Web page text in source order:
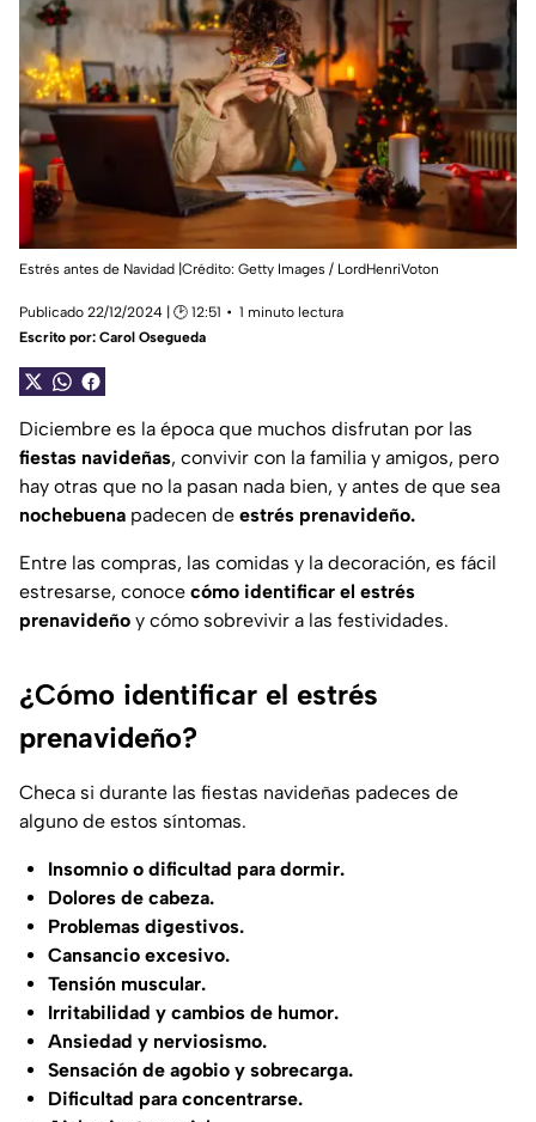
Estrés antes de Navidad |Crédito: Getty Images / LordHenriVoton
Publicado 22/12/2024 | 🕑 12:51
1 minuto lectura
Escrito por: Carol Osegueda
Diciembre es la época que muchos disfrutan por las
fiestas navideñas, convivir con la familia y amigos, pero
hay otras que no la pasan nada bien, y antes de que sea
nochebuena padecen de estrés prenavideño.
Entre las compras, las comidas y la decoración, es fácil
estresarse, conoce cómo identificar el estrés
prenavideño y cómo sobrevivir a las festividades.
¿Cómo identificar el estrés
prenavideño?
Checa si durante las fiestas navideñas padeces de
alguno de estos síntomas.
Insomnio o dificultad para dormir.
Dolores de cabeza.
Problemas digestivos.
Cansancio excesivo.
Tensión muscular.
Irritabilidad y cambios de humor.
Ansiedad y nerviosismo.
Sensación de agobio y sobrecarga.
Dificultad para concentrarse.